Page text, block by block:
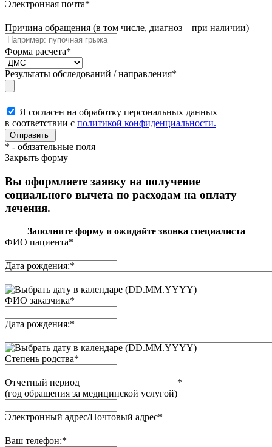
Электронная почта*
Причина обращения (в том числе, диагноз – при наличии)
Форма расчета*
Результаты обследований / направления*
Я согласен на обработку персональных данных
в соответствии с политикой конфиденциальности.
* - обязательные поля
Закрыть форму
Вы оформляете заявку на получение
социального вычета по расходам на оплату
лечения.
Заполните форму и ожидайте звонка специалиста
ФИО пациента*
Дата рождения:*
(DD.MM.YYYY)
ФИО заказчика*
Дата рождения:*
(DD.MM.YYYY)
Степень родства*
Отчетный период
(год обращения за медицинской услугой)
*
Электронный адрес/Почтовый адрес*
Ваш телефон:*